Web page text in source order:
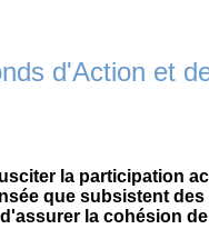
d'Action et
la participation
que subsistent
la cohésion